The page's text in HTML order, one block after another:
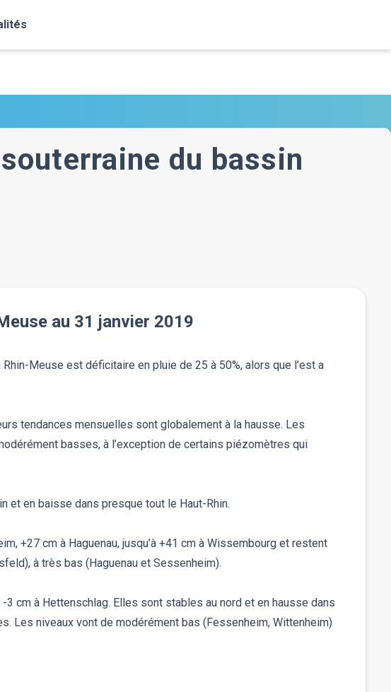
du bassin
au 31 janvier 2019
Rhin-Meuse est déficitaire en pluie de 25 à 50%, alors que l’est a
tendances mensuelles sont globalement à la hausse. Les
basses, à l’exception de certains piézomètres qui
et en baisse dans presque tout le Haut-Rhin.
+27 cm à Haguenau, jusqu’à +41 cm à Wissembourg et restent
à très bas (Haguenau et Sessenheim).
cm à Hettenschlag. Elles sont stables au nord et en hausse dans
Les niveaux vont de modérément bas (Fessenheim, Wittenheim)